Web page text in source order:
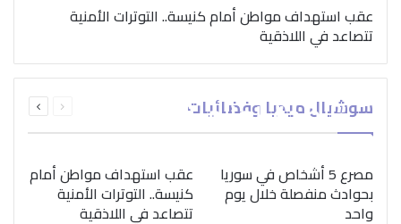
عقب استهداف مواطن أمام كنيسة.. التوترات الأمنية
تتصاعد في اللاذقية
سوشيال ميديا وفضائيات الصفحةالصفحة
بمناسبة اليوم الدولي..
“الصحة العالمية” تؤكد
ضرورة اتباع نهج متكامل
لمواجهة إدمان المخدرات
مصرع 5 أشخاص في سوريا
بحوادث منفصلة خلال يوم
واحد
عقب استهداف مواطن أمام
كنيسة.. التوترات الأمنية
تتصاعد في اللاذقية